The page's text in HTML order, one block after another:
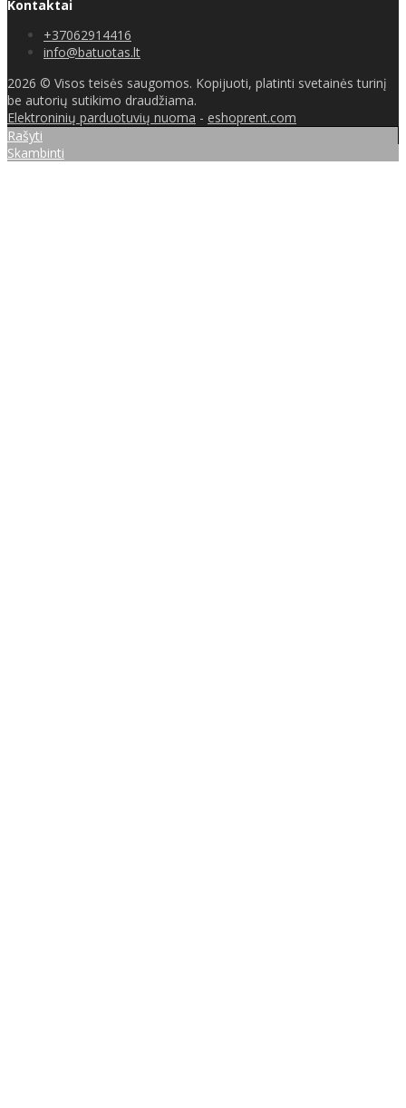
Kontaktai
+37062914416
info@batuotas.lt
2026 © Visos teisės saugomos. Kopijuoti, platinti svetainės turinį
be autorių sutikimo draudžiama.
Elektroninių parduotuvių nuoma - eshoprent.com
Rašyti
Skambinti